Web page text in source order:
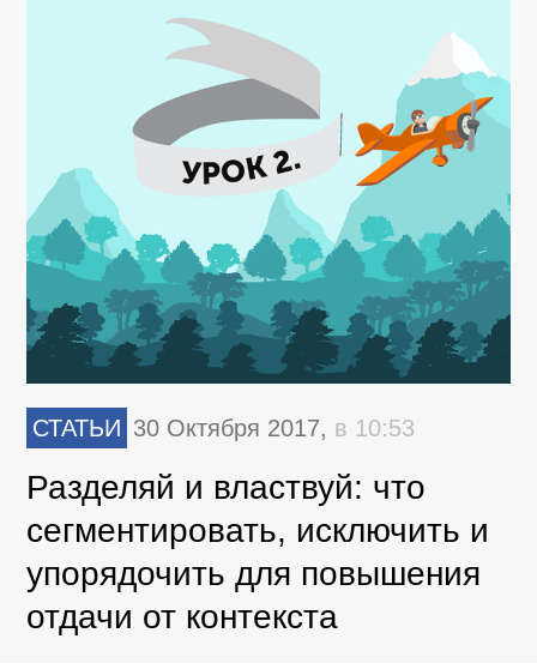
СТАТЬИ 30 Октября 2017, в 10:53
Разделяй и властвуй: что
сегментировать, исключить и
упорядочить для повышения
отдачи от контекста